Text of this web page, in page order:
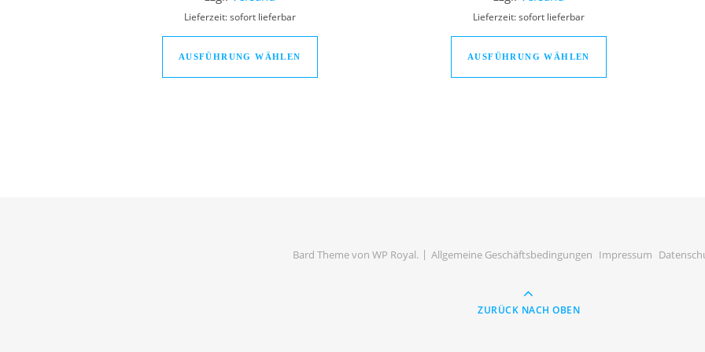
Lieferzeit: sofort lieferbar
AUSFÜHRUNG WÄHLEN
Dieses Produkt weist mehrere Varianten auf. Die Optionen können
Lieferzeit: sofort lieferbar
AUSFÜHRUNG WÄHLEN
Dieses Produkt
Bard Theme von WP Royal. Allgemeine Geschäftsbedingungen Impressum
ZURÜCK NACH OBEN